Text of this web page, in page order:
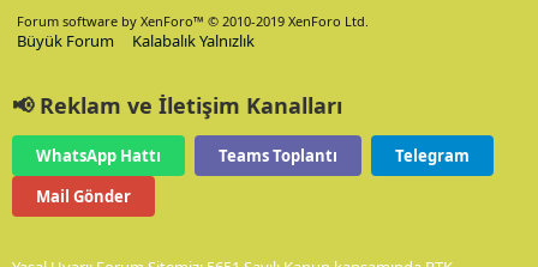
Forum software by XenForo™ © 2010-2019 XenForo Ltd.
Büyük Forum Kalabalık Yalnızlık
📢 Reklam ve İletişim Kanalları
WhatsApp Hattı Teams Toplantı
Telegram
Mail Gönder